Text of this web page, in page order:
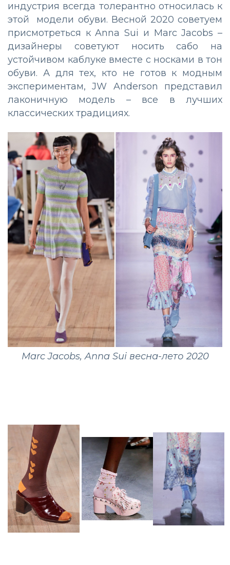
индустрия всегда толерантно относилась к
этой модели обуви. Весной 2020 советуем
присмотреться к Anna Sui и Marc Jacobs –
дизайнеры советуют носить сабо на
устойчивом каблуке вместе с носками в тон
обуви. А для тех, кто не готов к модным
экспериментам, JW Anderson представил
лаконичную модель – все в лучших
классических традициях.
Marc Jacobs, Anna Sui весна-лето 2020